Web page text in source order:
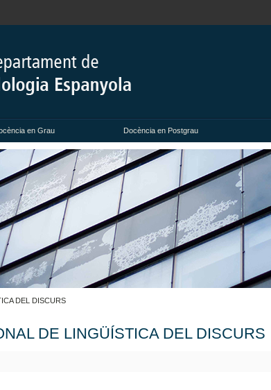
en Grau Docència en Postgrau
DEL DISCURS
DE LINGÜÍSTICA DEL DISCURS